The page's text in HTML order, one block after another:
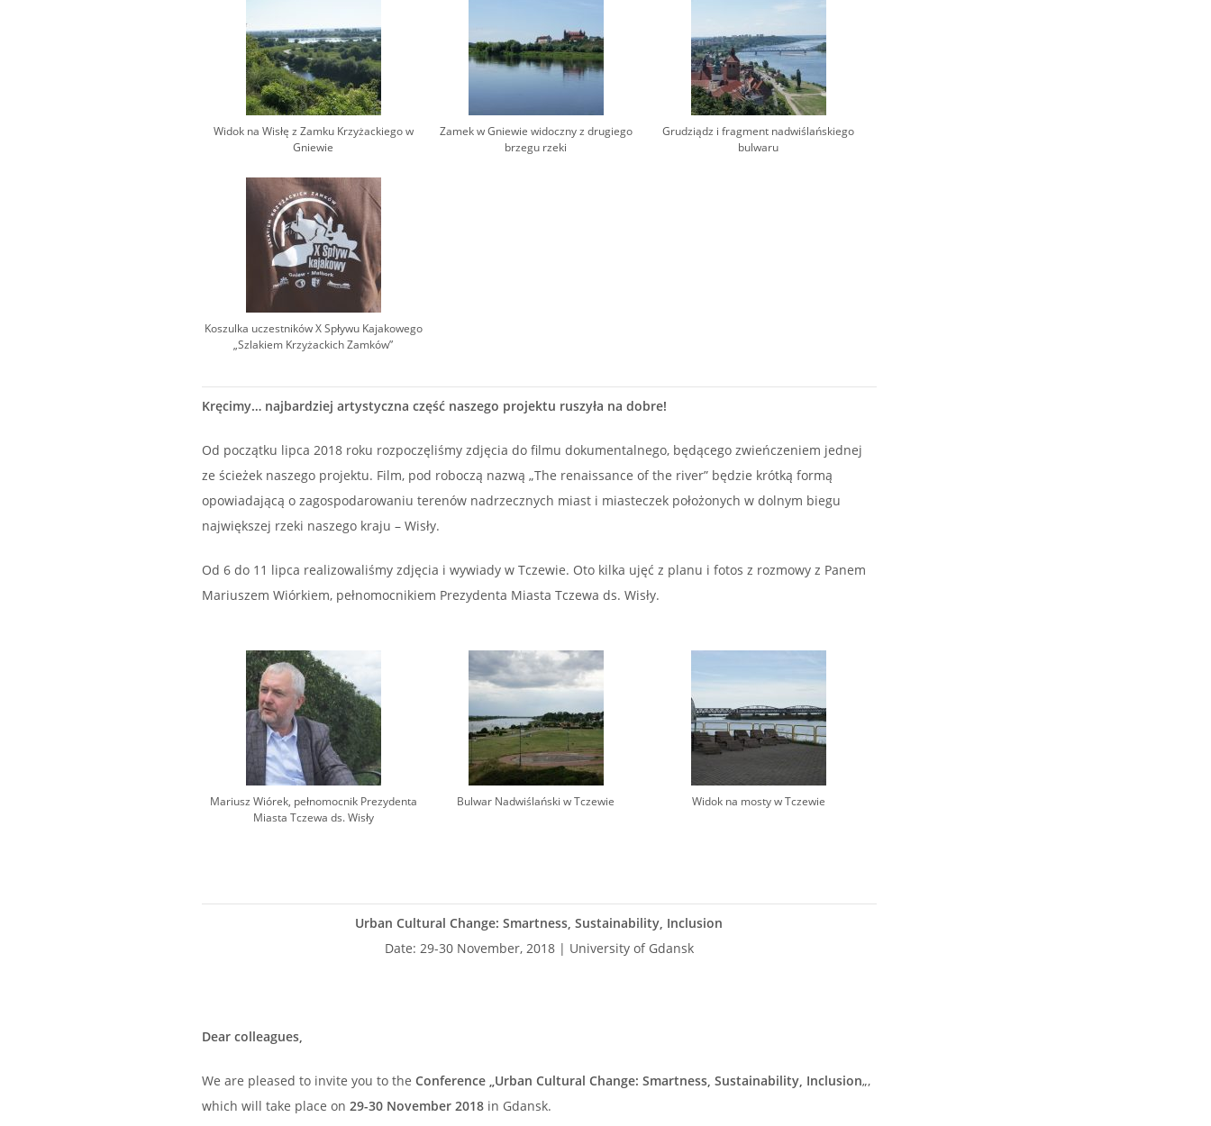
Widok na Wisłę z Zamku Krzyżackiego w
Gniewie
Zamek w Gniewie widoczny z drugiego
brzegu rzeki
Grudziądz i fragment nadwiślańskiego
bulwaru
Koszulka uczestników X Spływu Kajakowego
„Szlakiem Krzyżackich Zamków”
Kręcimy… najbardziej artystyczna część naszego projektu ruszyła na dobre!
Od początku lipca 2018 roku rozpoczęliśmy zdjęcia do filmu dokumentalnego, będącego zwieńczeniem jednej
ze ścieżek naszego projektu. Film, pod roboczą nazwą „The renaissance of the river” będzie krótką formą
opowiadającą o zagospodarowaniu terenów nadrzecznych miast i miasteczek położonych w dolnym biegu
największej rzeki naszego kraju – Wisły.
Od 6 do 11 lipca realizowaliśmy zdjęcia i wywiady w Tczewie. Oto kilka ujęć z planu i fotos z rozmowy z Panem
Mariuszem Wiórkiem, pełnomocnikiem Prezydenta Miasta Tczewa ds. Wisły.
Mariusz Wiórek, pełnomocnik Prezydenta
Miasta Tczewa ds. Wisły
Bulwar Nadwiślański w Tczewie Widok na mosty w Tczewie
Urban Cultural Change: Smartness, Sustainability, Inclusion
Date: 29-30 November, 2018 | University of Gdansk
Dear colleagues,
We are pleased to invite you to the Conference „Urban Cultural Change: Smartness, Sustainability, Inclusion„,
which will take place on 29-30 November 2018 in Gdansk.